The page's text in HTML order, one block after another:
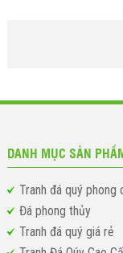
DANH MỤC SẢN
Tranh đá quý phong
Đá phong thủy
Tranh đá quý giá rẻ